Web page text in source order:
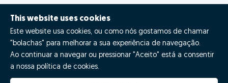
© Zome 2025
Privacy policy
This website uses cookies
Este website usa cookies, ou como nós gostamos de chamar
"bolachas" para melhorar a sua experiência de navegação.
Ao continuar a navegar ou pressionar "Aceito" está a consentir
a nossa política de cookies.